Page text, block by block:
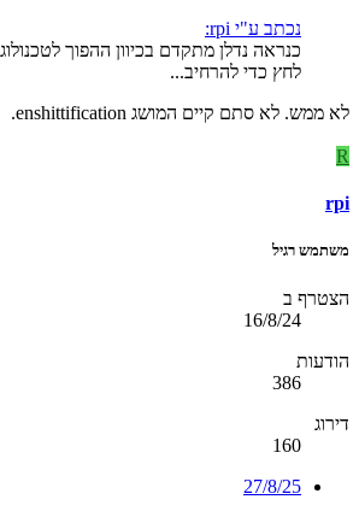
נכתב ע"י rpi:
כנראה נדלן מתקדם בכיוון ההפוך
לחץ כדי להרחיב...
לא ממש. לא סתם קיים המושג enshittification.
R
rpi
משתמש רגיל
הצטרף ב
16/8/24
הודעות
386
דירוג
160
27/8/25